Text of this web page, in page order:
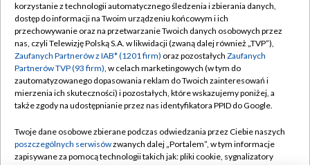
TVP
Abonament TVP
Emisja w TVP
Centrum informacji TVP
Naziemna Telewizja Cyfrowa
Rada Programowa
Regulamin TVP
Polityka prywatności
Moje zgody
Pomoc
Kontakt
korzystanie z technologii automatycznego śledzenia i zbierania danych,
dostęp do informacji na Twoim urządzeniu końcowym i ich
przechowywanie oraz na przetwarzanie Twoich danych osobowych przez
nas, czyli Telewizję Polską S.A. w likwidacji (zwaną dalej również „TVP”),
Zaufanych Partnerów z IAB* (1201 firm) oraz pozostałych Zaufanych
Partnerów TVP (93 firm), w celach marketingowych (w tym do
zautomatyzowanego dopasowania reklam do Twoich zainteresowań i
mierzenia ich skuteczności) i pozostałych, które wskazujemy poniżej, a
także zgody na udostępnianie przez nas identyfikatora PPID do Google.
Twoje dane osobowe zbierane podczas odwiedzania przez Ciebie naszych
poszczególnych serwisówzwanych dalej „Portalem”, w tym informacje
zapisywane za pomocą technologii takich jak: pliki cookie, sygnalizatory